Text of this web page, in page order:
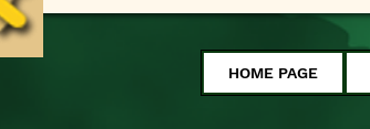
HOME PAGE